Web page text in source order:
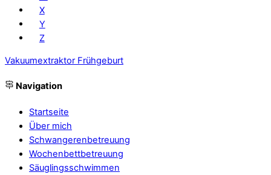
X
Y
Z
Vakuumextraktor Frühgeburt
Navigation
Startseite
Über mich
Schwangerenbetreuung
Wochenbettbetreuung
Säuglingsschwimmen